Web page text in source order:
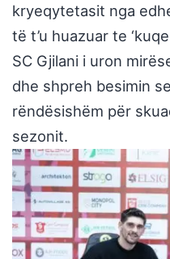
kryeqytetasit nga
të t’u huazuar te
SC Gjilani i uron
dhe shpreh besimin
rëndësishëm për
sezonit.